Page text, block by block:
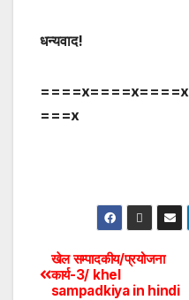
धन्यवाद!
====x====x====x
===x
खेल सम्पादकीय/प्रयोजना
कार्य-3/ khel
sampadkiya in hindi